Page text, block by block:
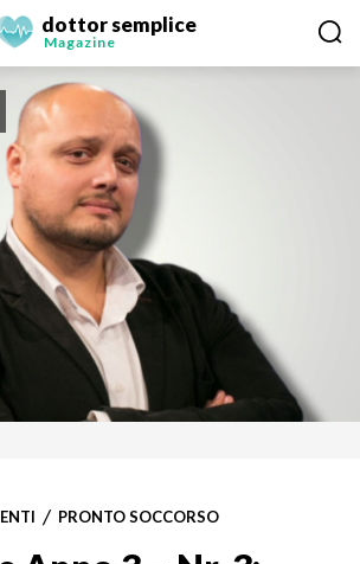
dottor semplice
Magazine
PRONTO SOCCORSO